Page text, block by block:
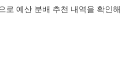
로 예산 분배 추천 내역을 확인해